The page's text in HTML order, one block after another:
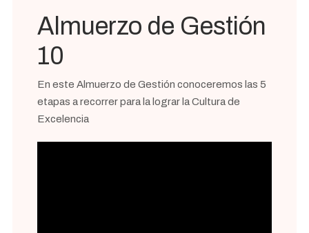
Almuerzo de Gestión
10
En este Almuerzo de Gestión conoceremos las 5
etapas a recorrer para la lograr la Cultura de
Excelencia